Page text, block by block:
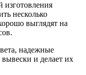
изготовления
несколько
выглядят на
надежные
и делает их